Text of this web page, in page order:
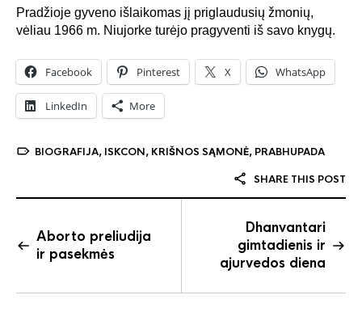
Pradžioje gyveno išlaikomas jį priglaudusių žmonių,
vėliau 1966 m. Niujorke turėjo pragyventi iš savo knygų.
Facebook Pinterest X WhatsApp
LinkedIn More
BIOGRAFIJA, ISKCON, KRIŠNOS SĄMONĖ, PRABHUPADA
SHARE THIS POST
Aborto preliudija
ir pasekmės
Dhanvantari
gimtadienis ir
ajurvedos diena